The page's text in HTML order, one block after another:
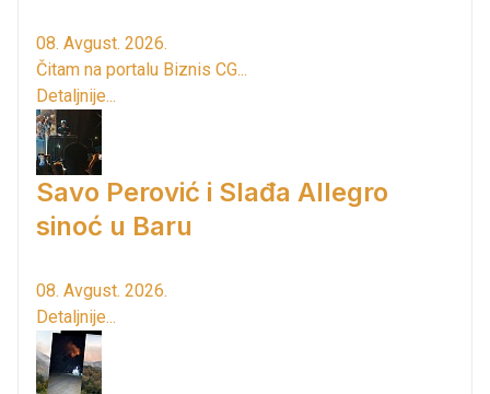
08. Avgust. 2026.
Čitam na portalu Biznis CG...
Detaljnije...
Savo Perović i Slađa Allegro
sinoć u Baru
08. Avgust. 2026.
Detaljnije...